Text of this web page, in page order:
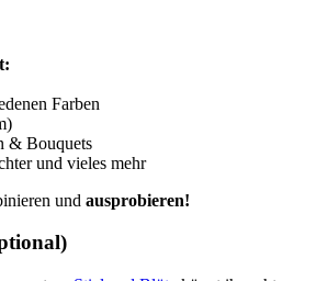
Farben
& Bouquets
und vieles mehr
und ausprobieren!